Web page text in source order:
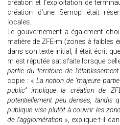
création et l’exploitation de
création d’une Semop était
locales.
Le gouvernement a également
matière de ZFE-m (zones à faibles
dans son texte initial, il était écrit
m est réputée satisfaite lorsque
partie du territoire de l’établissement
copie : « La notion de ‘’majeure
public’’ implique la création de
potentiellement peu denses, tandis
publique vise plutôt à couvrir les
de l’agglomération», explique-t-il